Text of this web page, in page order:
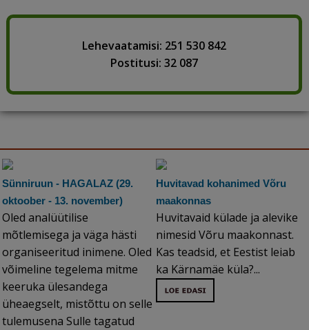
Lehevaatamisi: 251 530 842
Postitusi: 32 087
Sünniruun - HAGALAZ (29.
oktoober - 13. november)
Oled analüütilise
mõtlemisega ja väga hästi
organiseeritud inimene. Oled
võimeline tegelema mitme
keeruka ülesandega
üheaegselt, mistõttu on selle
tulemusena Sulle tagatud
Huvitavad kohanimed Võru
maakonnas
Huvitavaid külade ja alevike
nimesid Võru maakonnast.
Kas teadsid, et Eestist leiab
ka Kärnamäe küla?...